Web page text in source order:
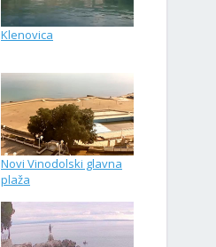
Klenovica
Novi Vinodolski glavna
plaža